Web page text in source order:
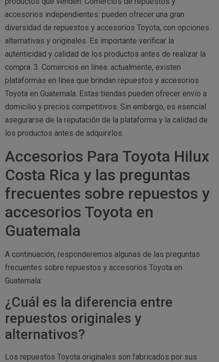
accesorios independientes: pueden ofrecer una gran
diversidad de repuestos y accesorios Toyota, con opciones
alternativas y originales. Es importante verificar la
autenticidad y calidad de los productos antes de realizar la
compra. 3. Comercios en línea: actualmente, existen
plataformas en línea que brindan repuestos y accesorios
Toyota en Guatemala. Estas tiendas pueden ofrecer envío a
domicilio y precios competitivos. Sin embargo, es esencial
asegurarse de la reputación de la plataforma y la calidad de
los productos antes de adquirirlos.
Accesorios Para Toyota Hilux
Costa Rica y las preguntas
frecuentes sobre repuestos y
accesorios Toyota en
Guatemala
A continuación, responderemos algunas de las preguntas
frecuentes sobre repuestos y accesorios Toyota en
Guatemala:
¿Cuál es la diferencia entre
repuestos originales y
alternativos?
Los repuestos Toyota originales son fabricados por sus